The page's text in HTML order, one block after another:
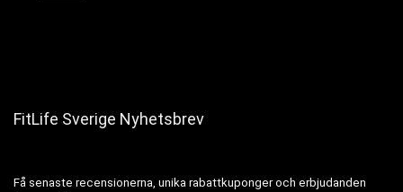
FitLife Sverige Nyhetsbrev
Få senaste recensionerna, unika rabattkuponger och erbjudanden